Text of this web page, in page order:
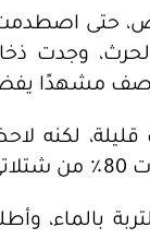
حتى
وجدت
مشهدًا
لكنه
بالماء،